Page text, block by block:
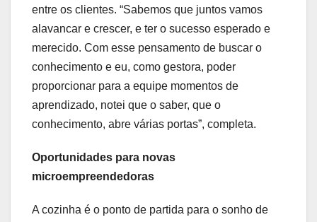
entre os clientes. “Sabemos que juntos vamos
alavancar e crescer, e ter o sucesso esperado e
merecido. Com esse pensamento de buscar o
conhecimento e eu, como gestora, poder
proporcionar para a equipe momentos de
aprendizado, notei que o saber, que o
conhecimento, abre várias portas”, completa.
Oportunidades para novas
microempreendedoras
A cozinha é o ponto de partida para o sonho de